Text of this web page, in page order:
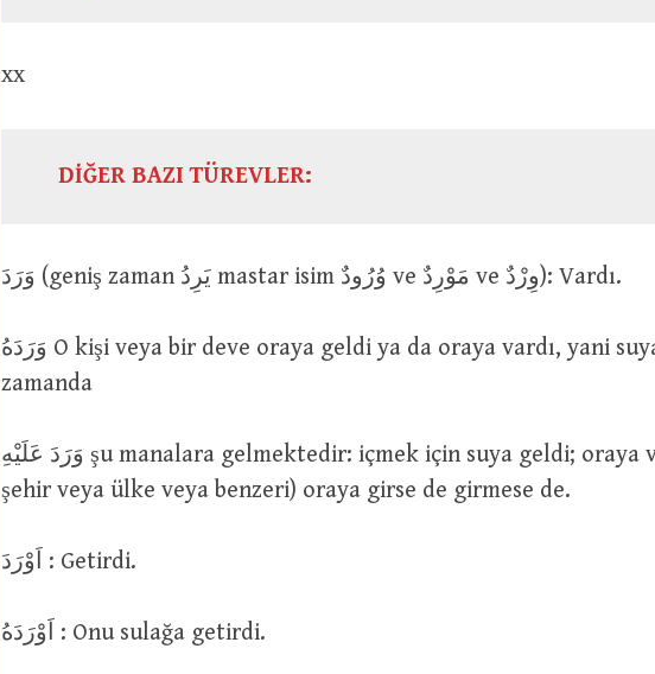
xx
DİĞER BAZI TÜREVLER:
وَرَدَ (geniş zaman يَرِدُ mastar isim وُرُودٌ ve مَوْرِدٌ ve وِرْدٌ): Vardı.
وَرَدَهُ O kişi veya bir deve oraya geldi ya da oraya vardı, yani suya; aynı
zamanda
وَرَدَ عَلَيْهِ şu manalara gelmektedir: içmek için suya geldi; oraya vardı (yani bir
şehir veya ülke veya benzeri) oraya girse de girmese de.
اَوْرَدَ : Getirdi.
اَوْرَدَهُ : Onu sulağa getirdi.